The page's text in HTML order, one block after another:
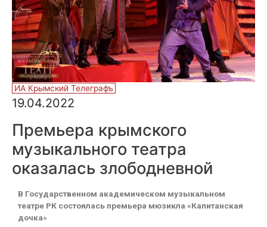
ИА Крымский Телеграфъ
19.04.2022
Премьера крымского
музыкального театра
оказалась злободневной
В Государственном академическом музыкальном
театре РК состоялась премьера мюзикла «Капитанская
дочка»